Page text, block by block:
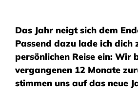
Das Jahr neigt sich dem
Passend dazu lade ich dich
persönlichen Reise ein: Wir
vergangenen 12 Monate
stimmen uns auf das neue